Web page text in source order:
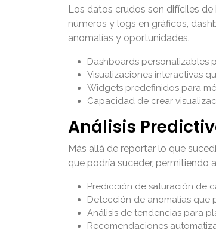
Los datos crudos son difíciles
números y logs en gráficos,
anomalías y oportunidades.
Dashboards personalizables
Visualizaciones interactivas
Widgets predefinidos para
Capacidad de crear
Análisis
Más allá de reportar lo que
que podría suceder, permitiendo
Predicción de saturación de
Detección de anomalías que
Análisis de tendencias para
Recomendaciones